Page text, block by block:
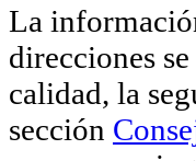
La
direcciones
calidad, la
sección